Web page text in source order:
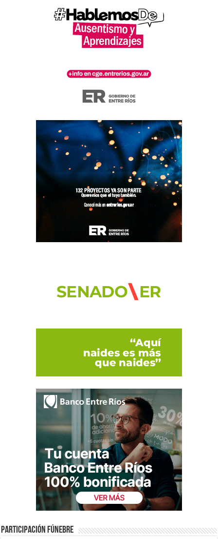
Participación fúnebre